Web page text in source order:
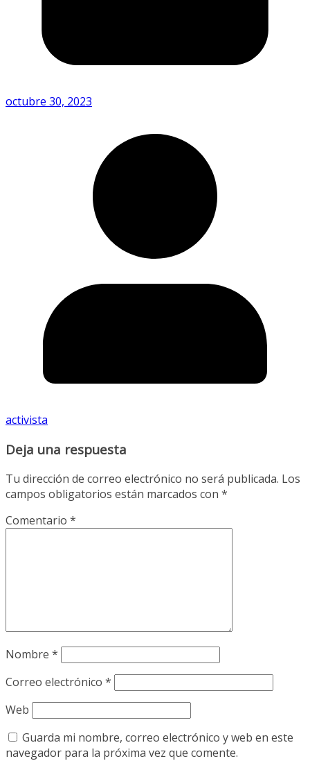
octubre 30, 2023
activista
Deja una respuesta
Tu dirección de correo electrónico no será publicada. Los
campos obligatorios están marcados con *
Comentario *
Nombre *
Correo electrónico *
Web
Guarda mi nombre, correo electrónico y web en este
navegador para la próxima vez que comente.